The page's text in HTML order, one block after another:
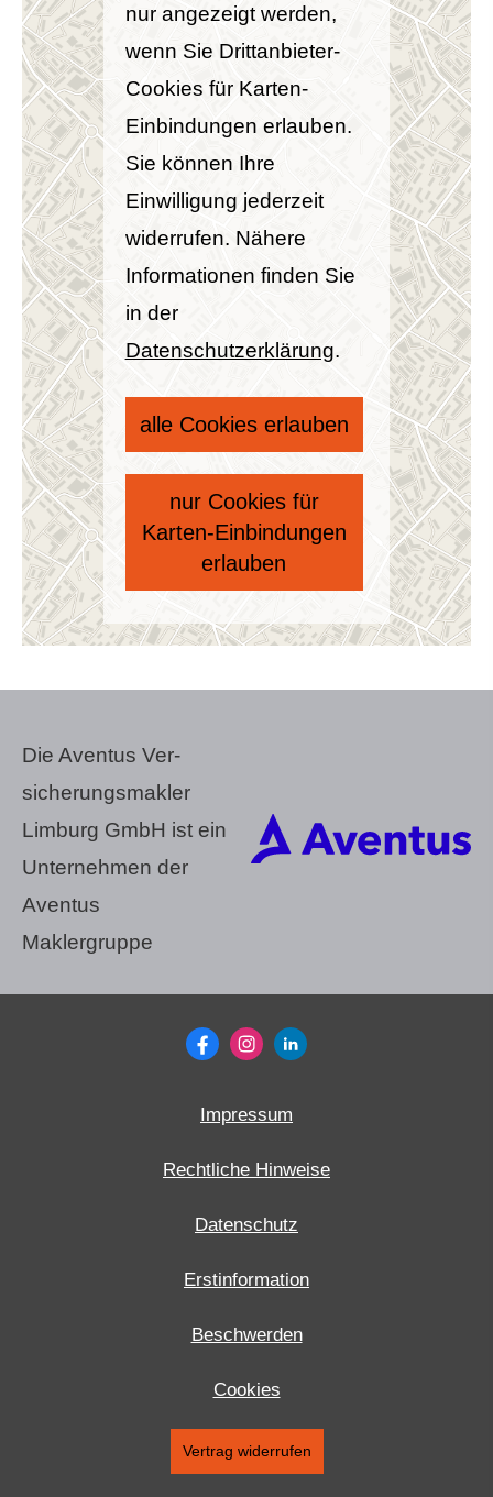
nur angezeigt werden,
wenn Sie Drittanbieter-
Cookies für Karten-
Einbindungen erlauben.
Sie können Ihre
Einwilligung jederzeit
widerrufen. Nähere
Informationen finden Sie
in der
Datenschutzerklärung.
alle Cookies erlauben
nur Cookies für
Karten-Einbindungen
erlauben
Die Aventus Ver­
sicherungs­makler
Limburg GmbH ist ein
Unternehmen der
Aventus
Maklergruppe
Impressum
Rechtliche Hinweise
Datenschutz
Erstinformation
Beschwerden
Cookies
Vertrag widerrufen